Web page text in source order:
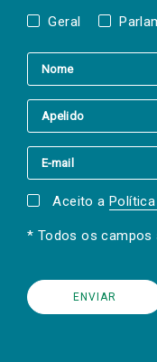
Geral
Aceito a
* Todos os campos